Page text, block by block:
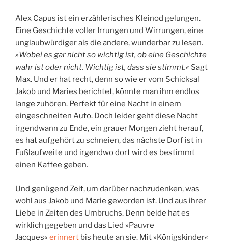
Alex Capus ist ein erzählerisches Kleinod gelungen.
Eine Geschichte voller Irrungen und Wirrungen, eine
unglaubwürdiger als die andere, wunderbar zu lesen.
»Wobei es gar nicht so wichtig ist, ob eine Geschichte
wahr ist oder nicht. Wichtig ist, dass sie stimmt.« Sagt
Max. Und er hat recht, denn so wie er vom Schicksal
Jakob und Maries berichtet, könnte man ihm endlos
lange zuhören. Perfekt für eine Nacht in einem
eingeschneiten Auto. Doch leider geht diese Nacht
irgendwann zu Ende, ein grauer Morgen zieht herauf,
es hat aufgehört zu schneien, das nächste Dorf ist in
Fußlaufweite und irgendwo dort wird es bestimmt
einen Kaffee geben.
Und genügend Zeit, um darüber nachzudenken, was
wohl aus Jakob und Marie geworden ist. Und aus ihrer
Liebe in Zeiten des Umbruchs. Denn beide hat es
wirklich gegeben und das Lied »Pauvre
Jacques« erinnert bis heute an sie. Mit »Königskinder«